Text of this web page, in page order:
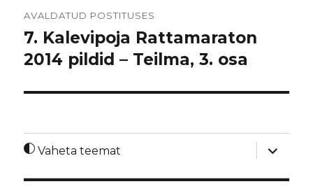
AVALDATUD POSTITUSES
7. Kalevipoja Rattamaraton
2014 pildid – Teilma, 3. osa
Vaheta teemat
laienda